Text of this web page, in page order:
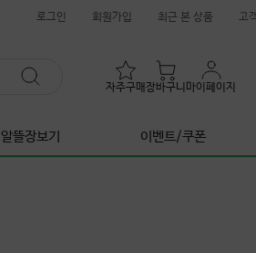
로그인 회원가입 최근 본 상품 고
자주구매장바구니 마이페이지
알뜰장보기 이벤트/쿠폰